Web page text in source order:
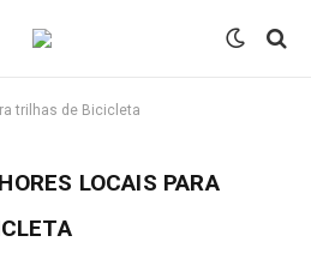
trilhas de Bicicleta
LOCAIS PARA